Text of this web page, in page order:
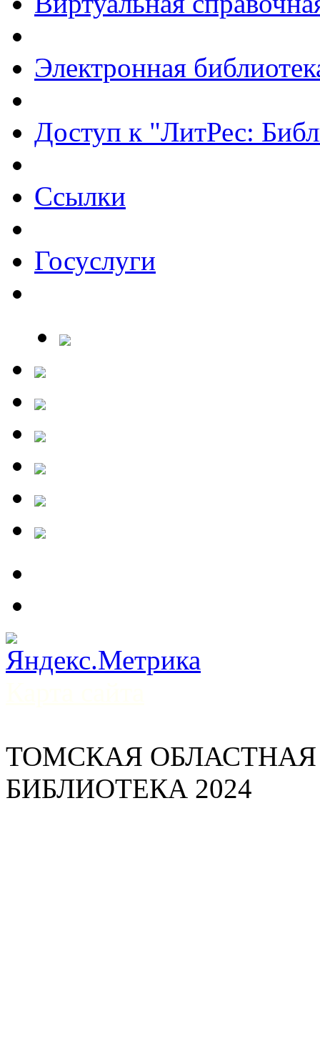
Электронная
Доступ к "ЛитРес:
Ссылки
Госуслуги
ТОМСКАЯ
БИБЛИОТЕКА 2024